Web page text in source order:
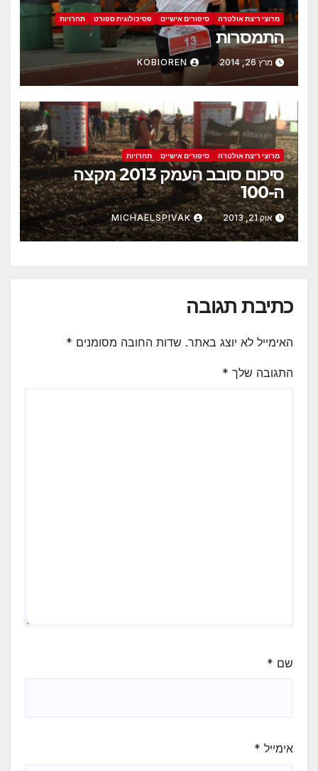
מרוצי ריצת אולטרה סיפורים אישיים פסיכולוגית ספורט תחרויות
התמסרות
מרץ 26, 2014 KOBIOREN
מרוצי ריצת אולטרה סיפורים אישיים תחרויות
סיכום סובב העמק 2013 מקצה
ה-100
אוק 21, 2013 MICHAELSPIVAK
כתיבת תגובה
האימייל לא יוצג באתר. שדות החובה מסומנים *
התגובה שלך *
שם *
אימייל *